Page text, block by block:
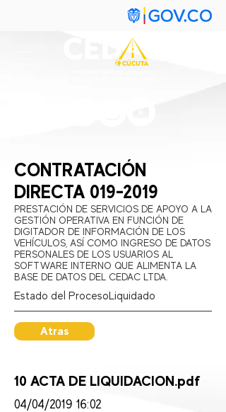
CONTRATACIÓN
DIRECTA 019-2019
PRESTACIÓN DE SERVICIOS DE APOYO A LA
GESTIÓN OPERATIVA EN FUNCIÓN DE
DIGITADOR DE INFORMACIÓN DE LOS
VEHÍCULOS, ASÍ COMO INGRESO DE DATOS
PERSONALES DE LOS USUARIOS AL
SOFTWARE INTERNO QUE ALIMENTA LA
BASE DE DATOS DEL CEDAC LTDA.
Estado del Proceso:Liquidado
Atras
10 ACTA DE LIQUIDACION.pdf
04/04/2019 16:02